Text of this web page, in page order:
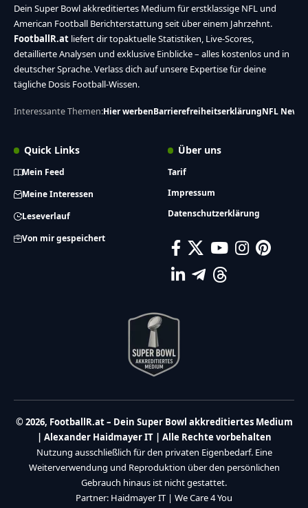
Dein Super Bowl akkreditiertes Medium für erstklassige NFL und
American Football Berichterstattung seit über einem Jahrzehnt.
FootballR.at liefert dir topaktuelle Statistiken, Live-Scores,
detaillierte Analysen und exklusive Einblicke – alles kostenlos und in
deutscher Sprache. Verlass dich auf unsere Expertise für deine
tägliche Dosis Football-Wissen.
Interessante Themen:Hier werbenBarrierefreiheitserklärungNFL News
Quick Links
Mein Feed
Meine Interessen
Leseverlauf
Von mir gespeichert
Über uns
Tarif
Impressum
Datenschutzerklärung
© 2026, FootballR.at – Dein Super Bowl akkreditiertes Medium
| Alexander Haidmayer IT | Alle Rechte vorbehalten
Nutzung ausschließlich für den privaten Eigenbedarf. Eine
Weiterverwendung und Reproduktion über den persönlichen
Gebrauch hinaus ist nicht gestattet.
Partner: Haidmayer IT | We Care 4 You